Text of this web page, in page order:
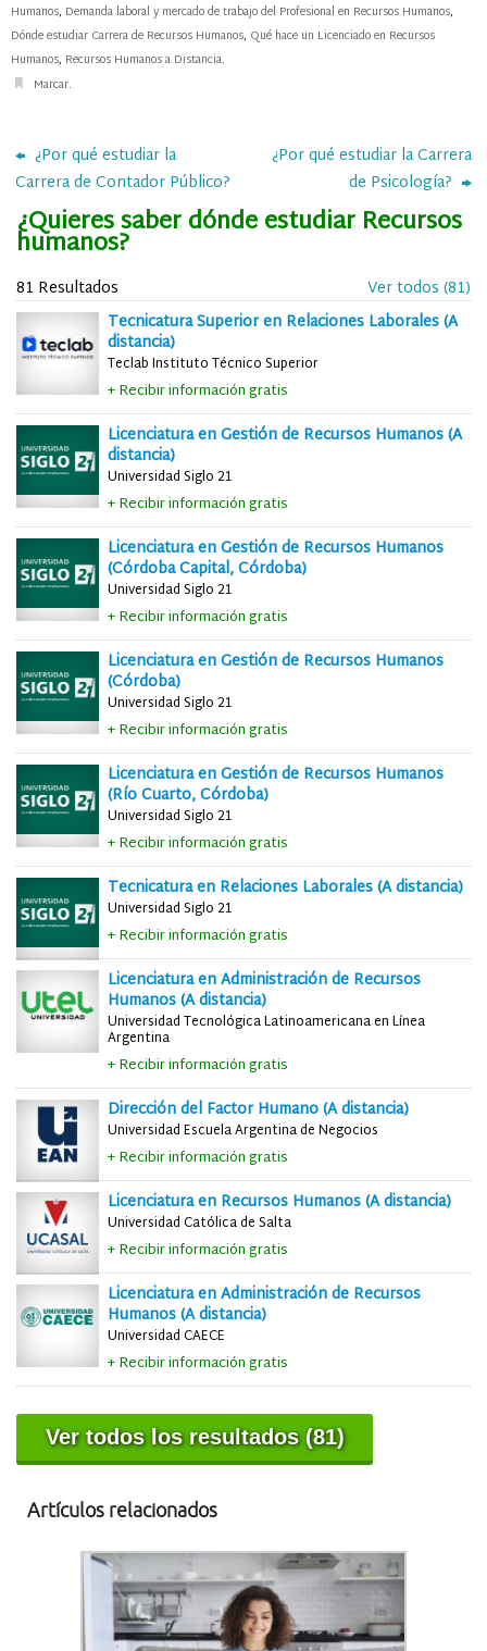
Humanos, Demanda laboral y mercado de trabajo del Profesional en Recursos Humanos,
Dónde estudiar Carrera de Recursos Humanos, Qué hace un Licenciado en Recursos
Humanos, Recursos Humanos a Distancia.
Marcar.
¿Por qué estudiar la
Carrera de Contador Público?
¿Por qué estudiar la Carrera
de Psicología?
¿Quieres saber dónde estudiar Recursos
humanos?
81 Resultados
Ver todos (81)
Tecnicatura Superior en Relaciones Laborales (A
distancia)
Teclab Instituto Técnico Superior
+ Recibir información gratis
Licenciatura en Gestión de Recursos Humanos (A
distancia)
Universidad Siglo 21
+ Recibir información gratis
Licenciatura en Gestión de Recursos Humanos
(Córdoba Capital, Córdoba)
Universidad Siglo 21
+ Recibir información gratis
Licenciatura en Gestión de Recursos Humanos
(Córdoba)
Universidad Siglo 21
+ Recibir información gratis
Licenciatura en Gestión de Recursos Humanos
(Río Cuarto, Córdoba)
Universidad Siglo 21
+ Recibir información gratis
Tecnicatura en Relaciones Laborales (A distancia)
Universidad Siglo 21
+ Recibir información gratis
Licenciatura en Administración de Recursos
Humanos (A distancia)
Universidad Tecnológica Latinoamericana en Línea
Argentina
+ Recibir información gratis
Dirección del Factor Humano (A distancia)
Universidad Escuela Argentina de Negocios
+ Recibir información gratis
Licenciatura en Recursos Humanos (A distancia)
Universidad Católica de Salta
+ Recibir información gratis
Licenciatura en Administración de Recursos
Humanos (A distancia)
Universidad CAECE
+ Recibir información gratis
Ver todos los resultados (81)
Artículos relacionados